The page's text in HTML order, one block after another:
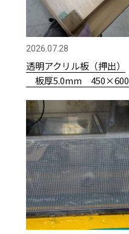
2026.07.28
透明アクリル板（押出）
板厚5.0mm 450×600